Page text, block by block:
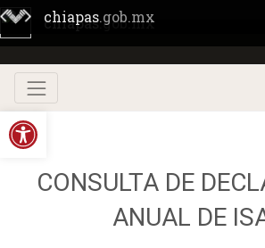
4
chiapas.gob.mx
chiapas.gob.mx
Abrir barra de
CONSULTA DE
ANUAL DE